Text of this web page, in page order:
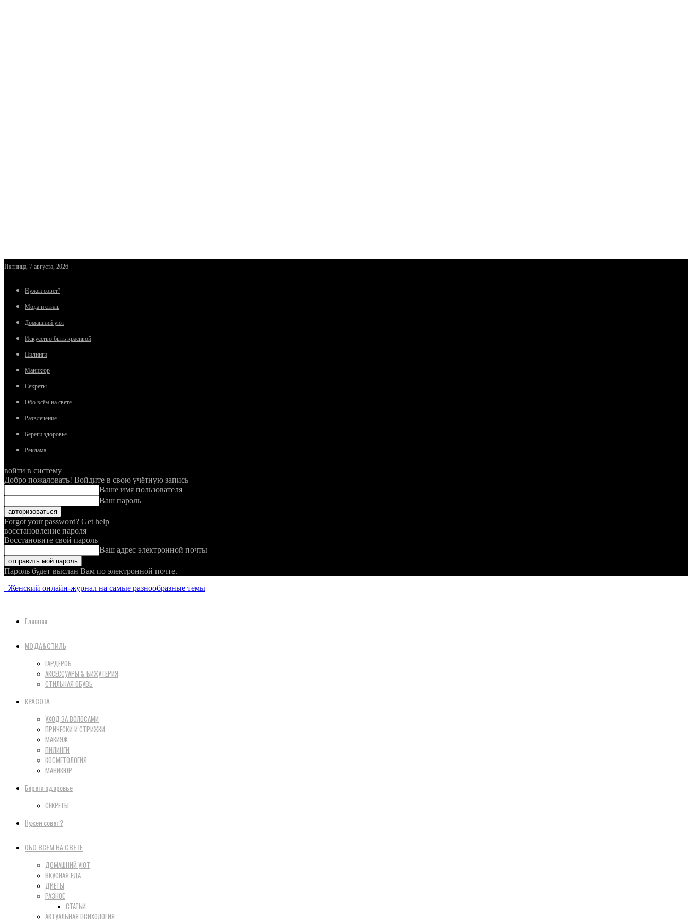
Пятница, 7 августа, 2026
Нужен совет?
Мода и стиль
Домашний уют
Искусство быть красивой
Пилинги
Маникюр
Секреты
Обо всём на свете
Развлечение
Береги здоровье
Реклама
войти в систему
Добро пожаловать! Войдите в свою учётную запись
Ваше имя пользователя
Ваш пароль
Forgot your password? Get help
восстановление пароля
Восстановите свой пароль
Ваш адрес электронной почты
Пароль будет выслан Вам по электронной почте.
Женский онлайн-журнал на самые разнообразные темы
Главная
МОДА&СТИЛЬ
ГАРДЕРОБ
АКСЕССУАРЫ & БИЖУТЕРИЯ
СТИЛЬНАЯ ОБУВЬ
КРАСОТА
УХОД ЗА ВОЛОСАМИ
ПРИЧЕСКИ И СТРИЖКИ
МАКИЯЖ
ПИЛИНГИ
КОСМЕТОЛОГИЯ
МАНИКЮР
Береги здоровье
СЕКРЕТЫ
Нужен совет?
ОБО ВСЕМ НА СВЕТЕ
ДОМАШНИЙ УЮТ
ВКУСНАЯ ЕДА
ДИЕТЫ
РАЗНОЕ
СТАТЬИ
АКТУАЛЬНАЯ ПСИХОЛОГИЯ